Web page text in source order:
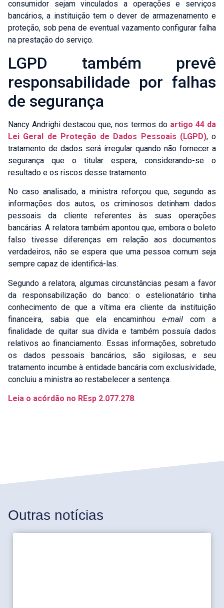
consumidor sejam vinculados a operações e serviços
bancários, a instituição tem o dever de armazenamento e
proteção, sob pena de eventual vazamento configurar falha
na prestação do serviço.
LGPD também prevê
responsabilidade por falhas
de segurança
Nancy Andrighi destacou que, nos termos do artigo 44 da
Lei Geral de Proteção de Dados Pessoais (LGPD), o
tratamento de dados será irregular quando não fornecer a
segurança que o titular espera, considerando-se o
resultado e os riscos desse tratamento.
No caso analisado, a ministra reforçou que, segundo as
informações dos autos, os criminosos detinham dados
pessoais da cliente referentes às suas operações
bancárias. A relatora também apontou que, embora o boleto
falso tivesse diferenças em relação aos documentos
verdadeiros, não se espera que uma pessoa comum seja
sempre capaz de identificá-las.
Segundo a relatora, algumas circunstâncias pesam a favor
da responsabilização do banco: o estelionatário tinha
conhecimento de que a vítima era cliente da instituição
financeira, sabia que ela encaminhou e-mail com a
finalidade de quitar sua dívida e também possuía dados
relativos ao financiamento. Essas informações, sobretudo
os dados pessoais bancários, são sigilosas, e seu
tratamento incumbe à entidade bancária com exclusividade,
concluiu a ministra ao restabelecer a sentença.
Leia o acórdão no REsp 2.077.278.
Outras notícias
Celular:*
HOLDINGS PATRIMONIAIS E FAMILIARES
DIREITO IMOBILIÁRIO
RECUPERAÇÃO DE CRÉDITO TRIBUTÁRIO
PRECATÓRIOS
DIREITO ELEITORAL
Criminal Empresarial
TRABALHISTA EMPRESARIAL
DIREITO BANCÁRIO, OPERAÇÕES
FINANCEIRAS E CONSUMIDOR
Família e Sucessões
Direito Civil
Direito empresarial
Crimes Contra a Administração Pública
Direito Administrativo
Penal Tributário
Direito Tributário no Agronegócio
Direito Tributário Aduaneiro
Direito Tributário Empresarial
Fale sobre sua necessidade